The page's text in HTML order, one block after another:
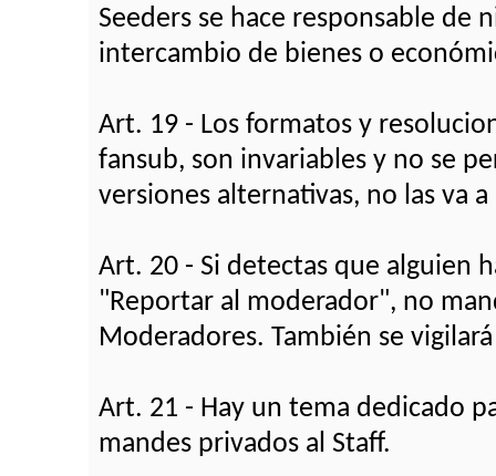
Seeders se hace responsable de
intercambio de bienes o
Art. 19 - Los formatos y
fansub, son invariables y no se
versiones alternativas, no las va
Art. 20 - Si detectas que alguien
"Reportar al moderador", no
Moderadores. También se
Art. 21 - Hay un tema dedicado
mandes privados al Staff.